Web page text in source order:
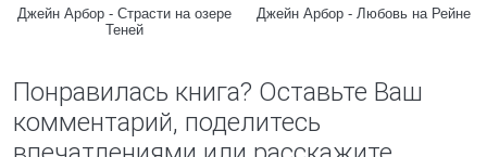
Джейн Арбор - Страсти на озере
Теней
Джейн Арбор - Любовь на Рейне
Понравилась книга? Оставьте Ваш
комментарий, поделитесь